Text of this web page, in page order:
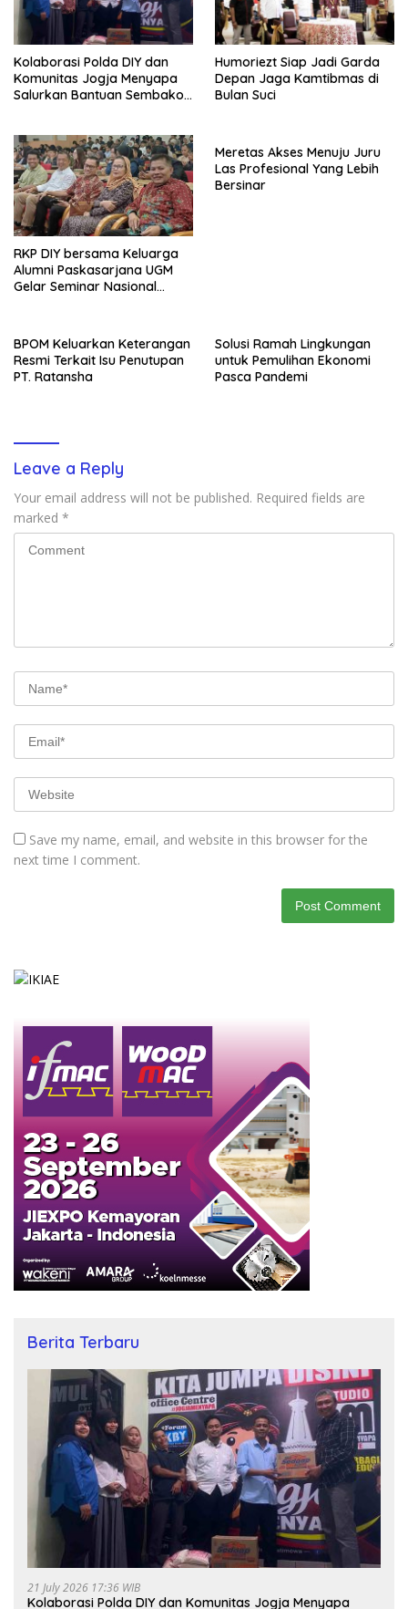
Kolaborasi Polda DIY dan
Komunitas Jogja Menyapa
Salurkan Bantuan Sembako,
Humoriezt Siap Jadi Garda
Depan Jaga Kamtibmas di
Bulan Suci
RKP DIY bersama Keluarga
Alumni Paskasarjana UGM
Gelar Seminar Nasional
Meretas Akses Menuju Juru
Las Profesional Yang Lebih
Bersinar
BPOM Keluarkan Keterangan
Resmi Terkait Isu Penutupan
PT. Ratansha
Solusi Ramah Lingkungan
untuk Pemulihan Ekonomi
Pasca Pandemi
Leave a Reply
Your email address will not be published. Required fields are
marked *
Save my name, email, and website in this browser for the
next time I comment.
Berita Terbaru
21 July 2026 17:36 WIB
Kolaborasi Polda DIY dan Komunitas Jogja Menyapa